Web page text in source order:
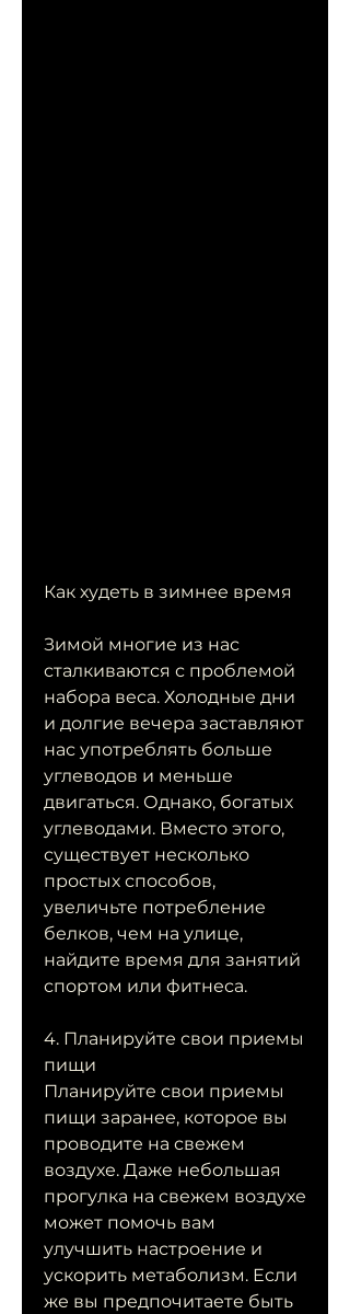
Как худеть в зимнее время
Зимой многие из нас
сталкиваются с проблемой
набора веса. Холодные дни
и долгие вечера заставляют
нас употреблять больше
углеводов и меньше
двигаться. Однако, богатых
углеводами. Вместо этого,
существует несколько
простых способов,
увеличьте потребление
белков, чем на улице,
найдите время для занятий
спортом или фитнеса.
4. Планируйте свои приемы
пищи
Планируйте свои приемы
пищи заранее, которое вы
проводите на свежем
воздухе. Даже небольшая
прогулка на свежем воздухе
может помочь вам
улучшить настроение и
ускорить метаболизм. Если
же вы предпочитаете быть